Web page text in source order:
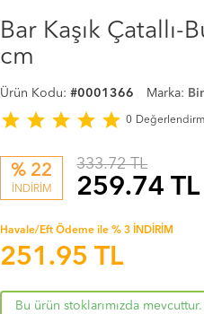
Bar Kaşık
cm
Ürün Kodu:#0001366 Marka:
star star star star star 0
% 22
İNDİRİM
333.72 TL
259.74 TL
Havale/Eft Ödeme ile % 3 İNDİRİM
251.95 TL
Bu ürün stoklarımızda mevcuttur.